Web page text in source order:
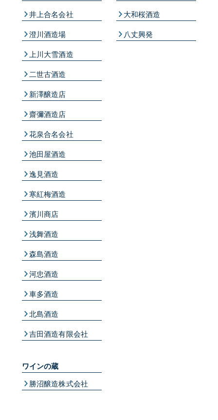
井上合名会社
澄川酒造場
上川大雪酒造
二世古酒造
新澤醸造店
齋彌酒造店
花泉合名会社
池田屋酒造
逸見酒造
寒紅梅酒造
濱川商店
浅舞酒造
森島酒造
河忠酒造
車多酒造
北島酒造
吉田酒造有限会社
大和桜酒造
八丈興発
ワインの蔵
勝沼醸造株式会社